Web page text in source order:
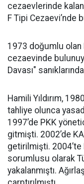
cezaevlerinde
F Tipi Cezaevi’nde
1973 doğumlu olan
cezaevinde
Davası"
⁠Hamili Yıldırım,
tahliye olunca
1997’de PKK
gitmişti. 2002’de
getirilmişti. 2004’te
sorumlusu olarak
yakalanmıştı.